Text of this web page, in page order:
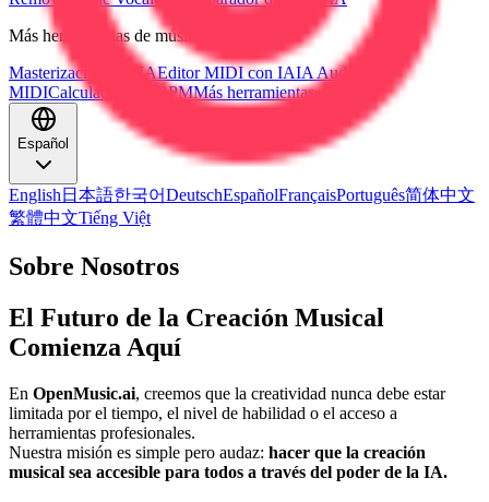
Más herramientas de música
Masterización con IAEditor MIDI con IAIA Audio a
MIDICalculadora de BPMMás herramientas
Español
English 日本語한국어DeutschEspañolFrançaisPortuguês简体中文
繁體中文Tiếng Việt
Sobre Nosotros
El Futuro de la Creación Musical
Comienza Aquí
En OpenMusic.ai, creemos que la creatividad nunca debe estar
limitada por el tiempo, el nivel de habilidad o el acceso a
herramientas profesionales.
Nuestra misión es simple pero audaz: hacer que la creación
musical sea accesible para todos a través del poder de la IA.